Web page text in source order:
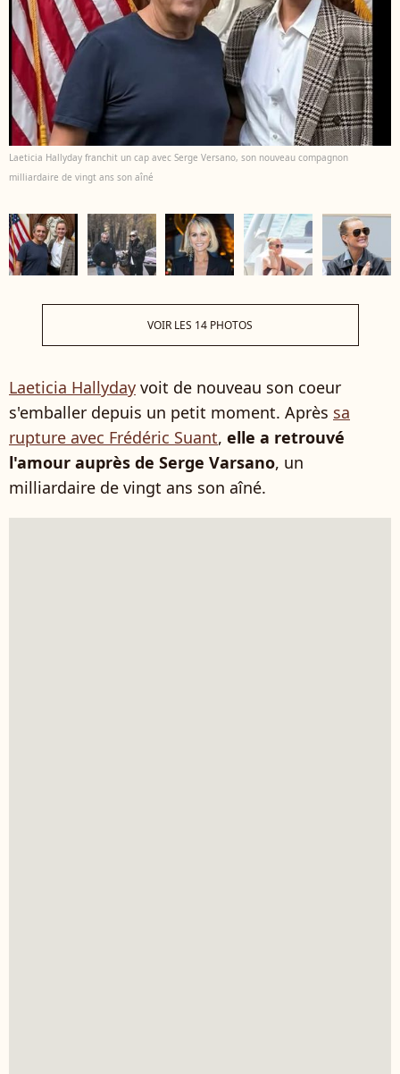
Laeticia Hallyday franchit un cap avec Serge Versano, son nouveau compagnon
milliardaire de vingt ans son aîné
VOIR LES 14 PHOTOS
Laeticia Hallyday voit de nouveau son coeur
s'emballer depuis un petit moment. Après sa
rupture avec Frédéric Suant, elle a retrouvé
l'amour auprès de Serge Varsano, un
milliardaire de vingt ans son aîné.